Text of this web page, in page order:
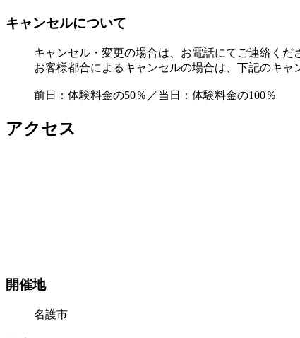
キャンセルについて
キャンセル・変更の場合は、お電話にてご連絡くだ
お客様都合によるキャンセルの場合は、下記のキャ
前日：体験料金の50％／当日：体験料金の100％
アクセス
開催地
名護市